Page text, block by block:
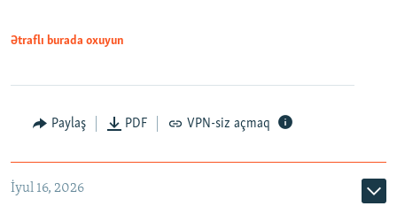
Ətraflı burada oxuyun
Paylaş PDF VPN-siz açmaq
İyul 16, 2026